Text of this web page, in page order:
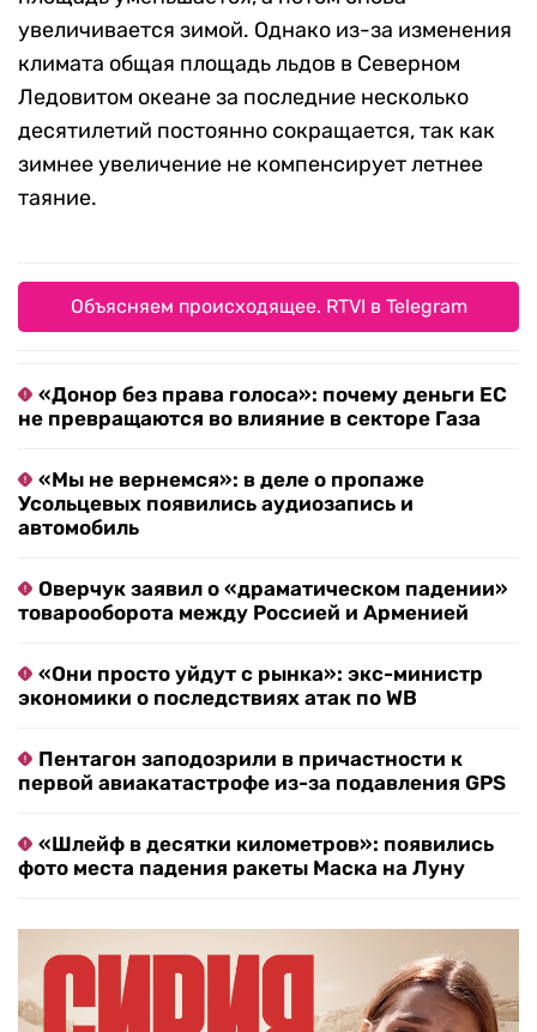
увеличивается зимой. Однако из-за изменения
климата общая площадь льдов в Северном
Ледовитом океане за последние несколько
десятилетий постоянно сокращается, так как
зимнее увеличение не компенсирует летнее
таяние.
Объясняем происходящее. RTVI в Telegram
«Донор без права голоса»: почему деньги ЕС
не превращаются во влияние в секторе Газа
«Мы не вернемся»: в деле о пропаже
Усольцевых появились аудиозапись и
автомобиль
Оверчук заявил о «драматическом падении»
товарооборота между Россией и Арменией
«Они просто уйдут с рынка»: экс-министр
экономики о последствиях атак по WB
Пентагон заподозрили в причастности к
первой авиакатастрофе из-за подавления GPS
«Шлейф в десятки километров»: появились
фото места падения ракеты Маска на Луну